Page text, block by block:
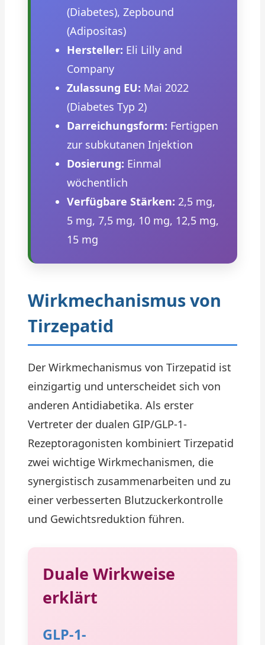
(Diabetes), Zepbound
(Adipositas)
Hersteller: Eli Lilly and
Company
Zulassung EU: Mai 2022
(Diabetes Typ 2)
Darreichungsform: Fertigpen
zur subkutanen Injektion
Dosierung: Einmal
wöchentlich
Verfügbare Stärken: 2,5 mg,
5 mg, 7,5 mg, 10 mg, 12,5 mg,
15 mg
Wirkmechanismus von
Tirzepatid
Der Wirkmechanismus von Tirzepatid ist
einzigartig und unterscheidet sich von
anderen Antidiabetika. Als erster
Vertreter der dualen GIP/GLP-1-
Rezeptoragonisten kombiniert Tirzepatid
zwei wichtige Wirkmechanismen, die
synergistisch zusammenarbeiten und zu
einer verbesserten Blutzuckerkontrolle
und Gewichtsreduktion führen.
Duale Wirkweise
erklärt
GLP-1-